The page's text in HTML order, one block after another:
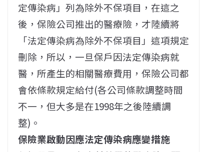
定傳染病」列為除外不保項目，在這之
後，保險公司推出的醫療險，才陸續將
「法定傳染病為除外不保項目」這項規定
刪除，所以，一旦保戶因法定傳染病就
醫，所產生的相關醫療費用，保險公司都
會依條款規定給付(各公司條款調整時間
不一，但大多是在1998年之後陸續調
整)。
保險業啟動因應法定傳染病應變措施